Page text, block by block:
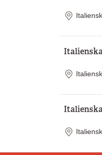
Plats
Plats
Plats